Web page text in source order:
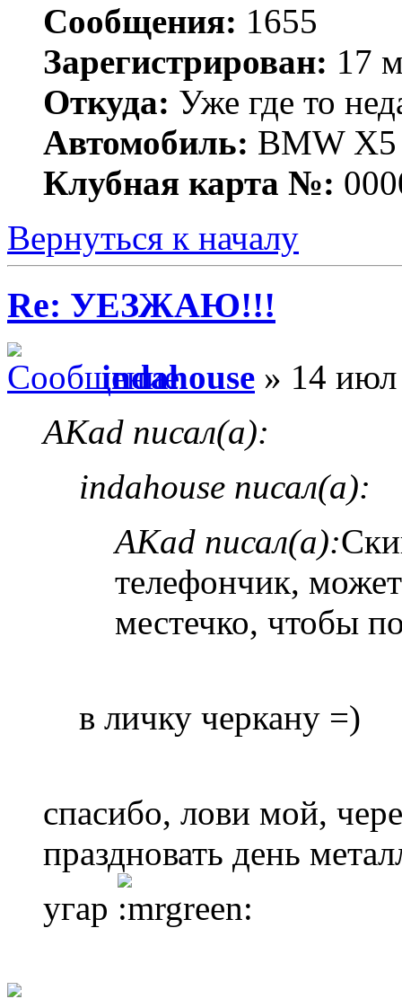
Сообщения: 1655
Зарегистрирован: 17
Откуда: Уже где то
Автомобиль: BMW X5
Клубная карта №:
Вернуться к началу
Re: УЕЗЖАЮ!!!
indahouse » 14
AKad писал(а):
indahouse писал(а):
AKad писал(а):
телефончик,
местечко, чтобы
в личку черкану =)
спасибо, лови мой,
праздновать день
угар